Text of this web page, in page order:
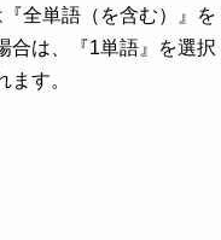
全単語（を含む）』を
合は、『1単語』を選択
す。